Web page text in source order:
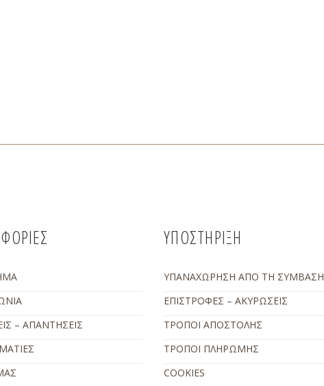
– ΑΠΑΝΤΗΣΕΙΣ
ΥΠΟΣΤΗΡΙΞΗ
ΥΠΑΝΑΧΩΡΗΣΗ ΑΠΟ ΤΗ ΣΥΜΒΑΣΗ
ΕΠΙΣΤΡΟΦΕΣ – ΑΚΥΡΩΣΕΙΣ
ΤΡΟΠΟΙ ΑΠΟΣΤΟΛΗΣ
ΤΡΟΠΟΙ ΠΛΗΡΩΜΗΣ
COOKIES